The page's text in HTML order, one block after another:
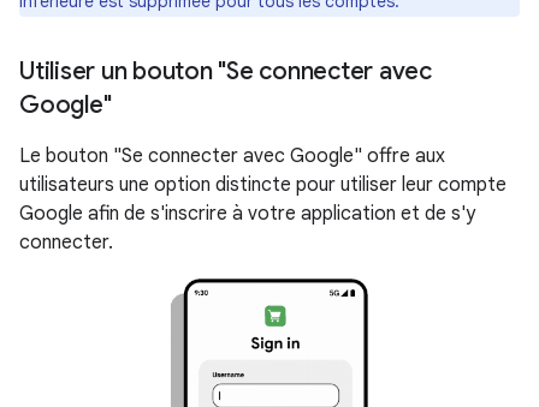
Utiliser un bouton "Se connecter avec
Google"
Le bouton "Se connecter avec Google" offre aux
utilisateurs une option distincte pour utiliser leur compte
Google afin de s'inscrire à votre application et de s'y
connecter.